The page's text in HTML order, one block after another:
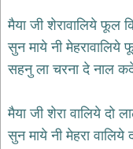
कृष्ण
भजन
krishna
bhajans
भजन
bhajans
मैया जी शेरावालिये फूल
सुन माये नी मेहरावालिये
सहनु ला चरना दे नाल
मैया जी शेरा वालिये दो
सुन माये नी मेहरा वालिये